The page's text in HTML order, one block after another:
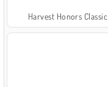
Harvest Honors Classic